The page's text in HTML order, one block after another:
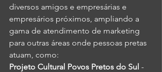
diversos amigos e empresárias e
empresários próximos, ampliando a
gama de atendimento de marketing
para outras áreas onde pessoas pretas
atuam, como:
Projeto Cultural Povos Pretos do Sul -